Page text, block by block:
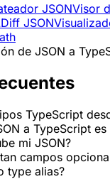
JSONVisor
Diff JSON
de JSON a
TypeScript
a TypeScript es
mi JSON?
campos
type alias?